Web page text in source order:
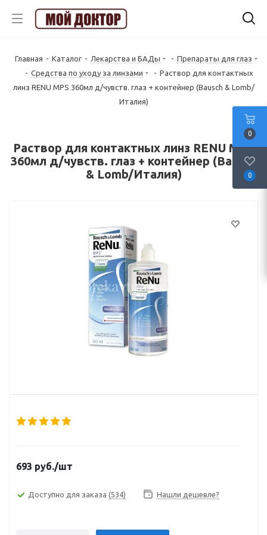
Главная - Каталог - Лекарства и БАДы - Препараты для глаз
- Средства по уходу за линзами - Раствор для контактных
линз RENU MPS 360мл д/чувств. глаз + контейнер (Bausch & Lomb/
Италия)
Раствор для контактных линз RENU MPS
360мл д/чувств. глаз + контейнер (Bausch
& Lomb/Италия)
693 руб./шт
Доступно для заказа (534) Нашли дешевле?
0
0